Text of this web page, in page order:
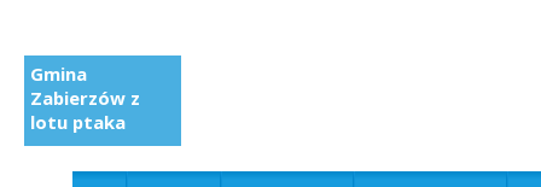
Gmina
Zabierzów z
lotu ptaka